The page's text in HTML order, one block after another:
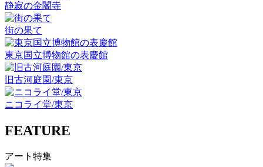
静寂の金閣寺
街の果て
東京国立博物館の表慶館
旧古河庭園/東京
ニコライ堂/東京
FEATURE
アート特集